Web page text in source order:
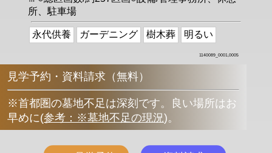
所、駐車場
永代供養 ガーデニング 樹木葬 明るい
1140089_0001,0005
見学予約・資料請求（無料）
※首都圏の墓地不足は深刻です。良い場所はお
早めに(参考：※墓地不足の現況)。